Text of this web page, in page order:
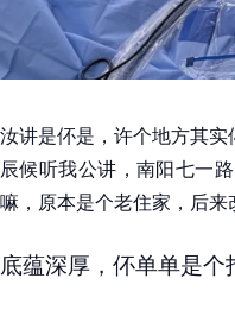
汝讲是伓是，许个地方其
辰候听我公讲，南阳七一
嘛，原本是个老住家，后
底蕴深厚，伓单单是个